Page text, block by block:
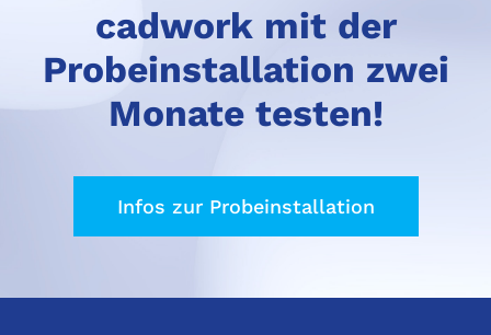
cadwork mit der
Probeinstallation zwei
Monate testen!
Infos zur Probeinstallation